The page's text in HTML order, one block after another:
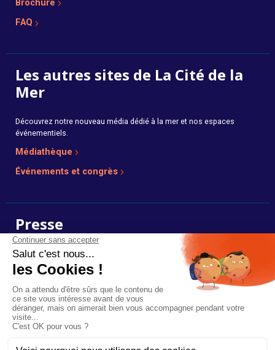
Brochure
FAQ
Les autres sites de La Cité de la
Mer
Découvrez notre nouveau média dédié à la mer et nos espaces
événementiels.
Médiathèque
Événements et congrès
Presse
Photos, dossiers et communiqués de presse en ligne.
Voir l’espace presse